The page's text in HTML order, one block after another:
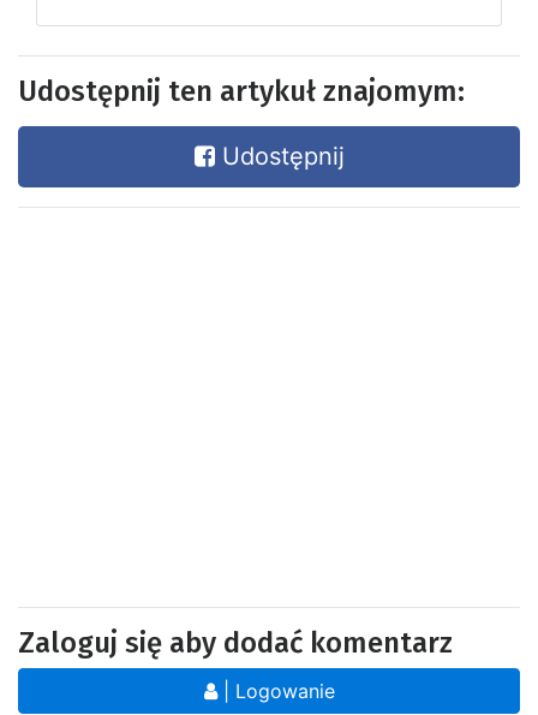
Udostępnij ten artykuł znajomym:
Udostępnij
Zaloguj się aby dodać komentarz
| Logowanie